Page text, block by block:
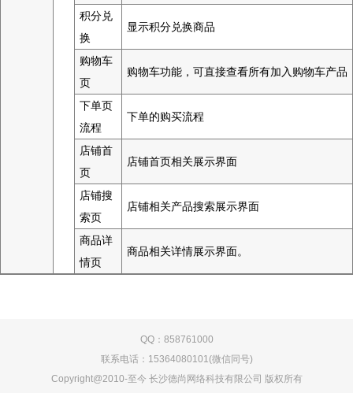
积分兑
换
显示积分兑换商品
购物车
页
购物车功能，可直接查看所有加入购物车产品
下单页
流程
下单的购买流程
店铺首
页
店铺首页相关展示界面
店铺搜
索页
店铺相关产品搜索展示界面
商品详
情页
商品相关详情展示界面。
QQ：858761000
联系电话：15364080101(微信同号)
Copyright@2010-至今 长沙德尚网络科技有限公司 版权所有